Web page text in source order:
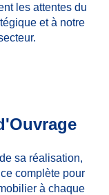
les attentes du
et à notre
sa réalisation,
complète pour
à chaque